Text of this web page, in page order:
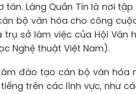
tán. Làng Quần Tín là nơi
bộ văn hóa cho công
trụ sở làm việc của Hội Văn
Nghệ thuật Việt Nam).
đào tạo cán bộ văn hóa
trên các lĩnh vực, như